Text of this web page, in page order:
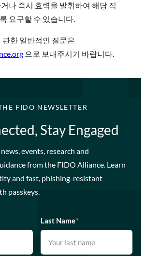
나 즉시 효력을 발휘하여 해당 직
요구할 수 있습니다.
관한 일반적인 질문은
으로 보내주시기 바랍니다.
FIDO NEWSLETTER
Stay Engaged
events, research and
from the FIDO Alliance. Learn
and fast, phishing-resistant
passkeys.
Last Name*